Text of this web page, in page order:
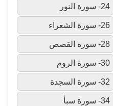
24- سورة النور
26- سورة الشعراء
28- سورة القصص
30- سورة الروم
32- سورة السجدة
34- سورة سبأ